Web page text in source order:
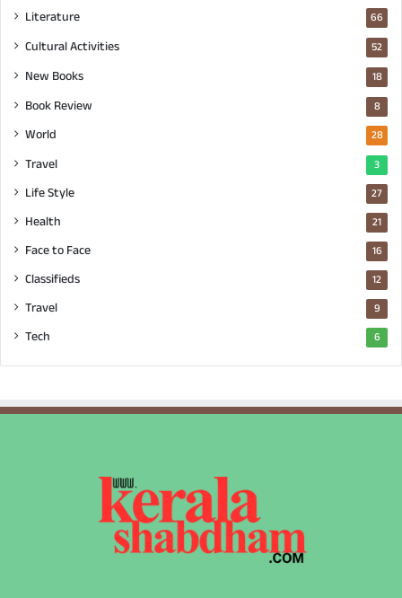
Literature 66
Cultural Activities 52
New Books 18
Book Review 8
World 28
Travel 3
Life Style 27
Health 21
Face to Face 16
Classifieds 12
Travel 9
Tech 6